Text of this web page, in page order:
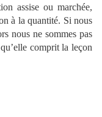
assise ou marchée,
à la quantité. Si nous
nous ne sommes pas
comprit la leçon